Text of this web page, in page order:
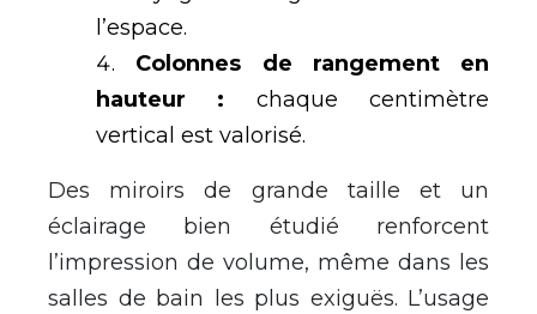
l’espace.
Colonnes de rangement en
hauteur : chaque centimètre
vertical est valorisé.
Des miroirs de grande taille et un
éclairage bien étudié renforcent
l’impression de volume, même dans les
salles de bain les plus exiguës. L’usage